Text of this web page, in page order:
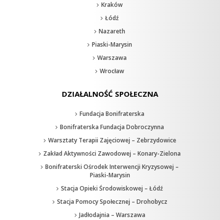
Kraków
Łódź
Nazareth
Piaski-Marysin
Warszawa
Wrocław
DZIAŁALNOŚĆ SPOŁECZNA
Fundacja Bonifraterska
Bonifraterska Fundacja Dobroczynna
Warsztaty Terapii Zajęciowej – Zebrzydowice
Zakład Aktywności Zawodowej – Konary-Zielona
Bonifraterski Ośrodek Interwencji Kryzysowej –
Piaski-Marysin
Stacja Opieki Środowiskowej – Łódź
Stacja Pomocy Społecznej – Drohobycz
Jadłodajnia – Warszawa